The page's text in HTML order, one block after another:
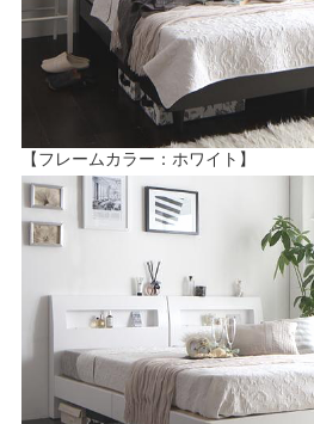
【フレームカラー：ホワイト】